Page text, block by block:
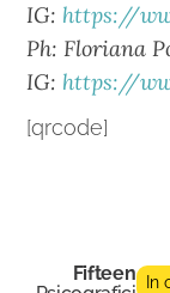
IG: https://
Ph: Floriana
IG: https://
[qrcode]
Fifteen n.4
In